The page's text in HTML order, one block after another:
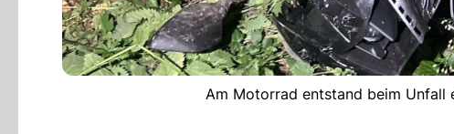
Am Motorrad entstand beim Unfall